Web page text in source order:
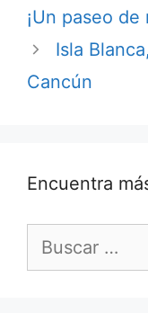
¡Un paseo
Isla
Cancún
Encuentra